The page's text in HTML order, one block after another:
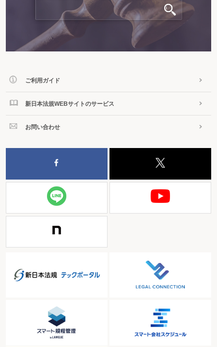
ご利用ガイド
新日本法規WEBサイトのサービス
お問い合わせ